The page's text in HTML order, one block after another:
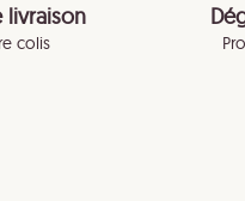
livraison
colis